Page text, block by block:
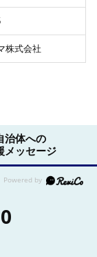
株式会社
治体への
メッセージ